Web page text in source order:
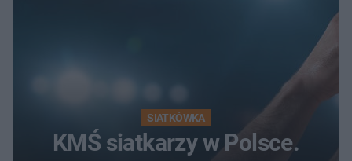
SIATKÓWKA
KMŚ siatkarzy w Polsce.